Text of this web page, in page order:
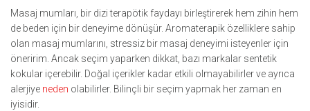
Masaj mumları, bir dizi terapötik faydayı birleştirerek hem zihin hem
de beden için bir deneyime dönüşür. Aromaterapik özelliklere sahip
olan masaj mumlarını, stressiz bir masaj deneyimi isteyenler için
öneririm. Ancak seçim yaparken dikkat, bazı markalar sentetik
kokular içerebilir. Doğal içerikler kadar etkili olmayabilirler ve ayrıca
alerjiye neden olabilirler. Bilinçli bir seçim yapmak her zaman en
iyisidir.